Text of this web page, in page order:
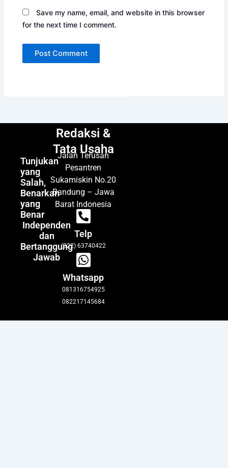
Save my name, email, and website in this browser
for the next time I comment.
Tunjukan
yang
Salah,
Benarkan
yang
Benar
Independen
dan
Bertanggung
Jawab
Redaksi &
Tata Usaha
Jalan Terusan
Pesantren
Sukamiskin No.20
Bandung – Jawa
Barat Indonesia
Telp
(022) 63740422
Whatsapp
081316754925
082217145684